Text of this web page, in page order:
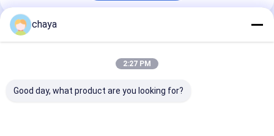
Nuestras Categorías
chaya
2:27 PM
Good day, what product are you looking for?